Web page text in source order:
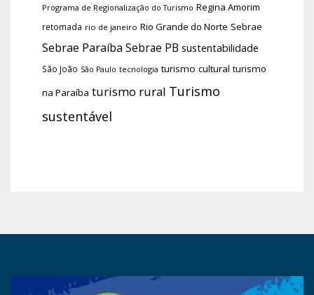
Programa de Regionalização do Turismo Regina Amorim
retomada rio de janeiro Rio Grande do Norte Sebrae
Sebrae Paraíba Sebrae PB sustentabilidade
São João São Paulo tecnologia turismo cultural turismo
na Paraíba turismo rural Turismo
sustentável